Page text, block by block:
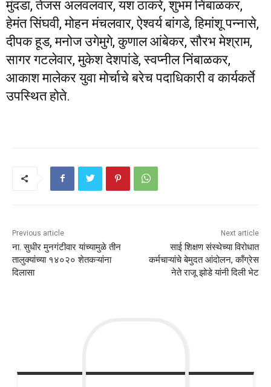
मुंदडा, तेजस अलवलवार, यश ठाकरे, शुभम निंबाळकर,
हेमंत सिंघवी, मोहन मंचलवार, ऐश्वर्य बांगडे, हिमांशू पन्नासे,
दीपक हूड, मनोज उगेमुगे, कुणाल आंबेकर, सौरभ मेश्राम,
सागर गटलेवार, मुकेश देशपांडे, स्‍वप्‍नील निंबाळकर,
आकाश मालेकर युवा मोर्चाचे बरेच पदाधिकारी व कार्यकर्ते
उपस्थित होते.
Previous article
ना. सुधीर मुनगंटीवार यांच्यामुळे तीन
तालुक्यांच्या १४०२० शेतकऱ्यांना
दिलासा
Next article
साई शिक्षण संस्थेच्या विरोधात
कर्मचाऱ्यांचे बेमुदत आंदोलन, काँग्रेस
नेते राजू झोडे यांनी दिली भेट